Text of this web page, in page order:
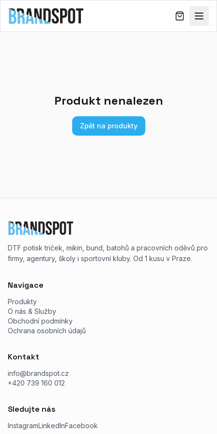
Produkt nenalezen
Zpět na produkty
DTF potisk triček, mikin, bund, batohů a pracovních oděvů pro
firmy, agentury, školy i sportovní kluby. Od 1 kusu v Praze.
Navigace
Produkty
O nás & Služby
Obchodní podmínky
Ochrana osobních údajů
Kontakt
info@brandspot.cz
+420 739 160 012
Sledujte nás
InstagramLinkedInFacebook